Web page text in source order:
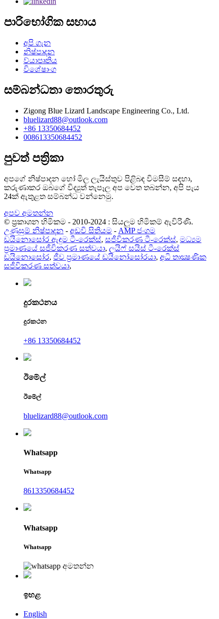
පාරිභෝගික සහාය
අපි ගැන
නිෂ්පාදන
ව්යාපෘතිය
විශේෂාංග
සම්බන්ධතා තොරතුරු
Zigong Blue Lizard Landscape Engineering Co., Ltd.
bluelizard88@outlook.com
+86 13350684452
008613350684452
පුවත් පත්‍රිකා
අපගේ නිෂ්පාදන හෝ මිල ලැයිස්තුව පිළිබඳ විමසීම් සඳහා,
කරුණාකර ඔබගේ විද්‍යුත් තැපෑල අප වෙත තබන්න, අපි පැය
24ක් ඇතුළත සම්බන්ධ වන්නෙමු.
අපව අමතන්න
© ප්‍රකාශන හිමිකම - 2010-2024 : සියලුම හිමිකම් ඇවිරිණි.
උණුසුම් නිෂ්පාදන - අඩවි සිතියම - AMP ජංගම
ඩයිනොසෝර ඇඳුම ටී-රෙක්ස්, සජීවිකරණ ටී-රෙක්ස්, මධ්‍යම
ප්‍රමාණයේ සජීවිකරණ සත්වයා, ලයිෆ් සයිස් ටී-රෙක්ස්
ඩයිනොසෝර, ජීව ප්‍රමාණයේ ඩයිනෝසෝරයා, අධි තාක්‍ෂණික
සජීවිකරණ සත්වයා,
දුරකථනය
දුරකථන
+86 13350684452
ඊමේල්
ඊමේල්
bluelizard88@outlook.com
Whatsapp
Whatsapp
8613350684452
Whatsapp
Whatsapp
ඉහළ
English